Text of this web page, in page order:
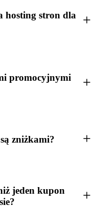
hosting stron dla
promocyjnymi
zniżkami?
jeden kupon